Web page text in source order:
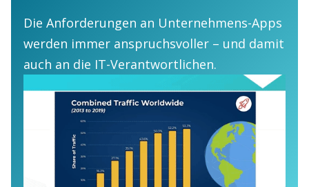
Die Anforderungen an Unternehmens-Apps
werden immer anspruchsvoller – und damit
auch an die IT-Verantwortlichen.